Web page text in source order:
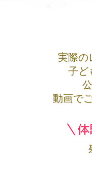
実際の
子ど
動画で
＼